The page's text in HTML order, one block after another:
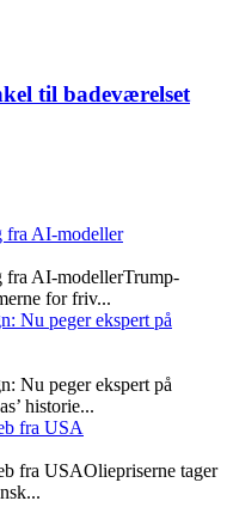
til badeværelset
fra AI-modeller
fra AI-modellerTrump-
for friv...
Nu peger ekspert på
Nu peger ekspert på
historie...
fra USA
fra USAOliepriserne tager